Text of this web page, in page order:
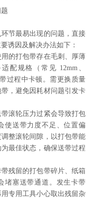
节最易出现的问题，直接
诱因及解决办法如下：
的打包带存在毛刺、厚薄
配规格（常见 12mm、
过程中卡顿。需更换质量
，避免因耗材问题引发卡
滚轮压力过紧会导致打包
使送带力度不足、位置偏
整滚轮间隙，以打包带能
最佳状态，确保送带过程
残留的打包带碎片、纸箱
堵塞送带通道。发生卡带
专用工具小心取出残留杂